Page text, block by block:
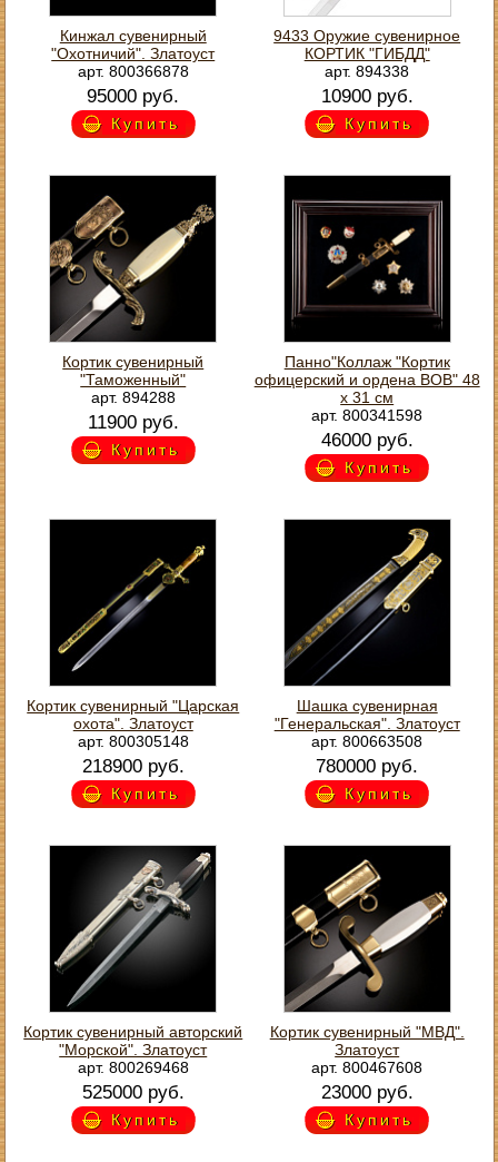
Кинжал сувенирный
"Охотничий". Златоуст
арт. 800366878
95000 руб.
Купить
9433 Оружие сувенирное
КОРТИК "ГИБДД"
арт. 894338
10900 руб.
Купить
Кортик сувенирный
"Таможенный"
арт. 894288
11900 руб.
Купить
Панно"Коллаж "Кортик
офицерский и ордена ВОВ" 48
х 31 см
арт. 800341598
46000 руб.
Купить
Кортик сувенирный "Царская
охота". Златоуст
арт. 800305148
218900 руб.
Купить
Шашка сувенирная
"Генеральская". Златоуст
арт. 800663508
780000 руб.
Купить
Кортик сувенирный авторский
"Морской". Златоуст
арт. 800269468
525000 руб.
Купить
Кортик сувенирный "МВД".
Златоуст
арт. 800467608
23000 руб.
Купить